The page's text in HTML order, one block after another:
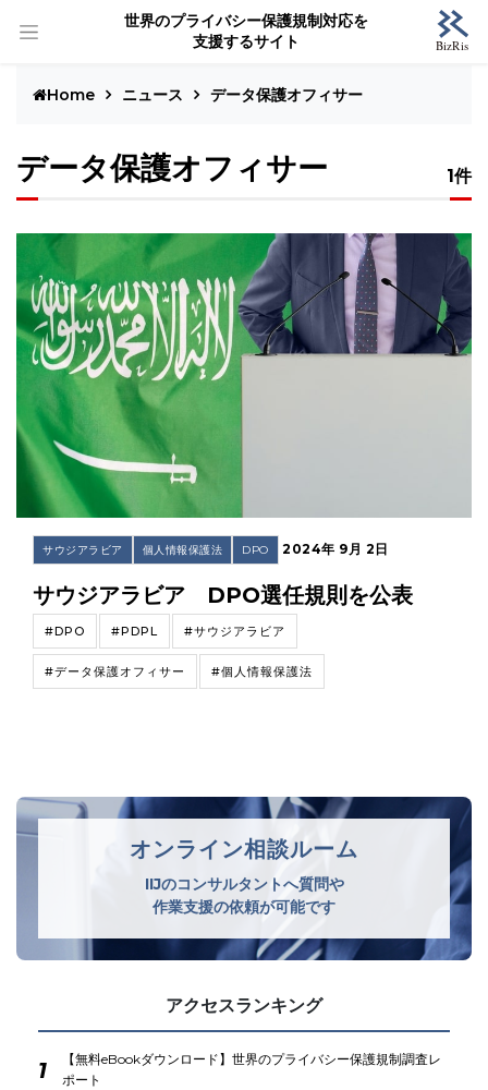
世界のプライバシー保護規制対応を
支援するサイト
Home ニュース データ保護オフィサー
データ保護オフィサー 1件
サウジアラビア 個人情報保護法 DPO 2024年 9月 2日
サウジアラビア DPO選任規則を公表
#DPO #PDPL #サウジアラビア
#データ保護オフィサー #個人情報保護法
オンライン相談ルーム
IIJのコンサルタントへ質問や
作業支援の依頼が可能です
アクセスランキング
1
【無料eBookダウンロード】世界のプライバシー保護規制調査レ
ポート